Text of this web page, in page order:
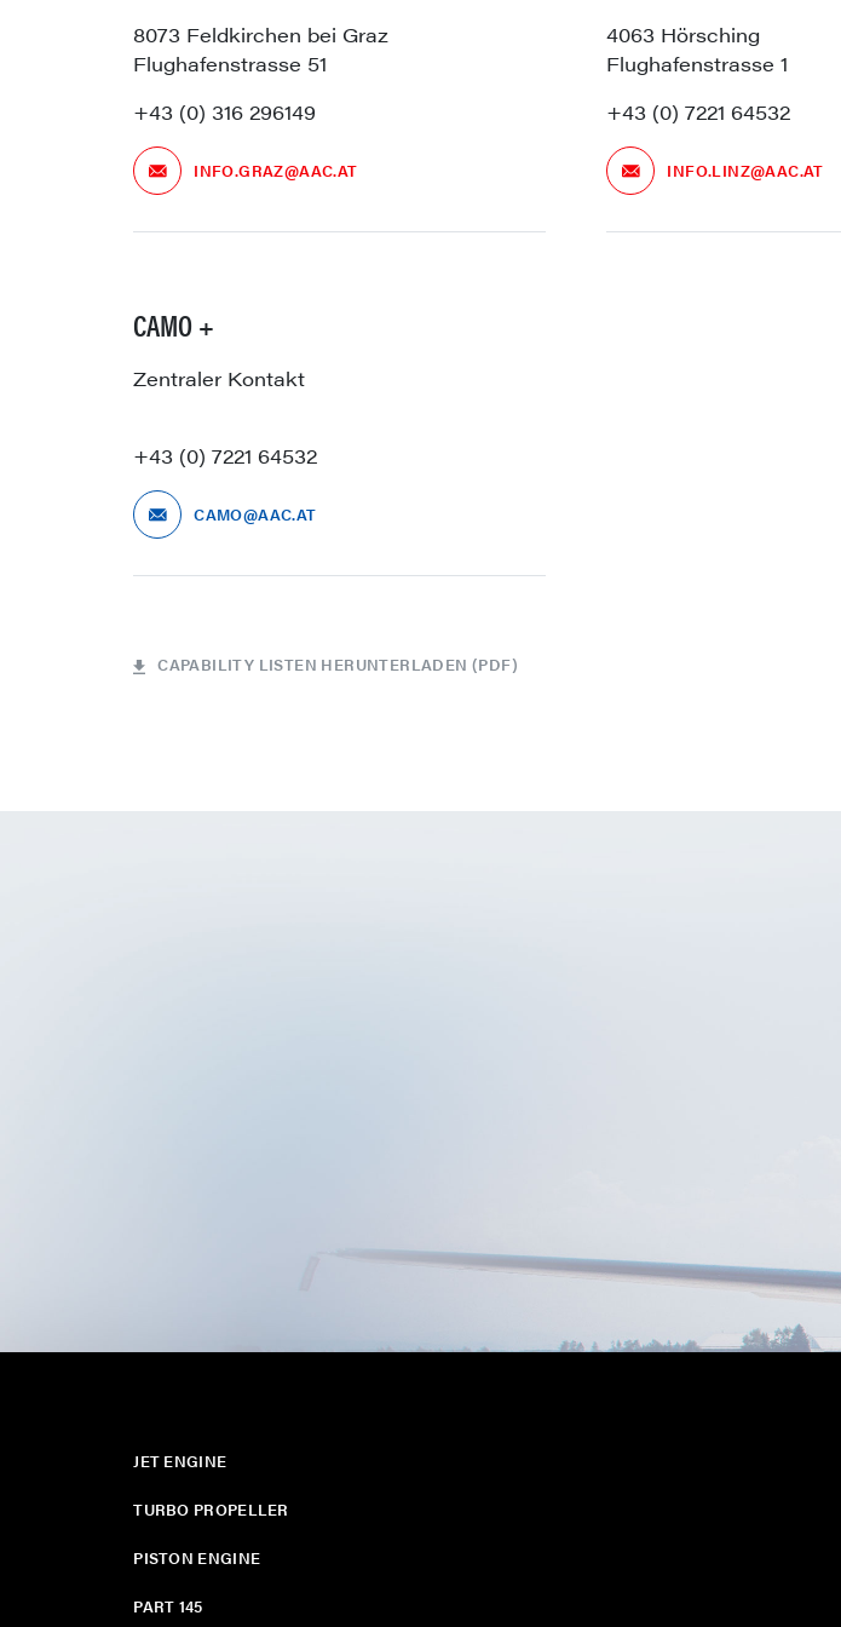
8073 Feldkirchen bei Graz
Flughafenstrasse 51
+43 (0) 316 296149
INFO.GRAZ@AAC.AT
4063 Hörsching
Flughafenstrasse 1
+43 (0) 7221 64532
INFO.LINZ@AAC.AT
CAMO +
Zentraler Kontakt
+43 (0) 7221 64532
CAMO@AAC.AT
CAPABILITY LISTEN HERUNTERLADEN (PDF)
JET ENGINE
TURBO PROPELLER
PISTON ENGINE
PART 145